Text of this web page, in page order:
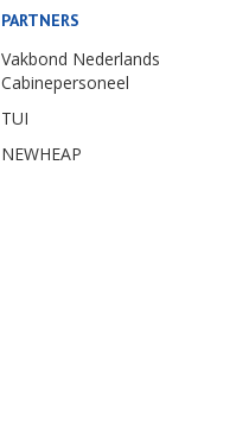
PARTNERS
Vakbond Nederlands
Cabinepersoneel
TUI
NEWHEAP